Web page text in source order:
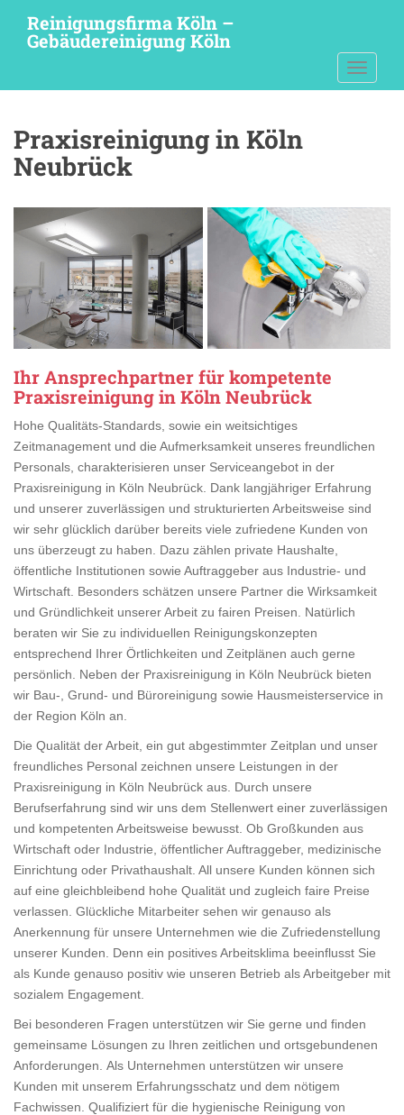
t
Reinigungsfirma Köln –
Gebäudereinigung Köln
Praxisreinigung in Köln
Neubrück
Ihr Ansprechpartner für kompetente
Praxisreinigung in Köln Neubrück
Hohe Qualitäts-Standards, sowie ein weitsichtiges
Zeitmanagement und die Aufmerksamkeit unseres freundlichen
Personals, charakterisieren unser Serviceangebot in der
Praxisreinigung in Köln Neubrück. Dank langjähriger Erfahrung
und unserer zuverlässigen und strukturierten Arbeitsweise sind
wir sehr glücklich darüber bereits viele zufriedene Kunden von
uns überzeugt zu haben. Dazu zählen private Haushalte,
öffentliche Institutionen sowie Auftraggeber aus Industrie- und
Wirtschaft. Besonders schätzen unsere Partner die Wirksamkeit
und Gründlichkeit unserer Arbeit zu fairen Preisen. Natürlich
beraten wir Sie zu individuellen Reinigungskonzepten
entsprechend Ihrer Örtlichkeiten und Zeitplänen auch gerne
persönlich. Neben der Praxisreinigung in Köln Neubrück bieten
wir Bau-, Grund- und Büroreinigung sowie Hausmeisterservice in
der Region Köln an.
Die Qualität der Arbeit, ein gut abgestimmter Zeitplan und unser
freundliches Personal zeichnen unsere Leistungen in der
Praxisreinigung in Köln Neubrück aus. Durch unsere
Berufserfahrung sind wir uns dem Stellenwert einer zuverlässigen
und kompetenten Arbeitsweise bewusst. Ob Großkunden aus
Wirtschaft oder Industrie, öffentlicher Auftraggeber, medizinische
Einrichtung oder Privathaushalt. All unsere Kunden können sich
auf eine gleichbleibend hohe Qualität und zugleich faire Preise
verlassen. Glückliche Mitarbeiter sehen wir genauso als
Anerkennung für unsere Unternehmen wie die Zufriedenstellung
unserer Kunden. Denn ein positives Arbeitsklima beeinflusst Sie
als Kunde genauso positiv wie unseren Betrieb als Arbeitgeber mit
sozialem Engagement.
Bei besonderen Fragen unterstützen wir Sie gerne und finden
gemeinsame Lösungen zu Ihren zeitlichen und ortsgebundenen
Anforderungen. Als Unternehmen unterstützen wir unsere
Kunden mit unserem Erfahrungsschatz und dem nötigem
Fachwissen. Qualifiziert für die hygienische Reinigung von